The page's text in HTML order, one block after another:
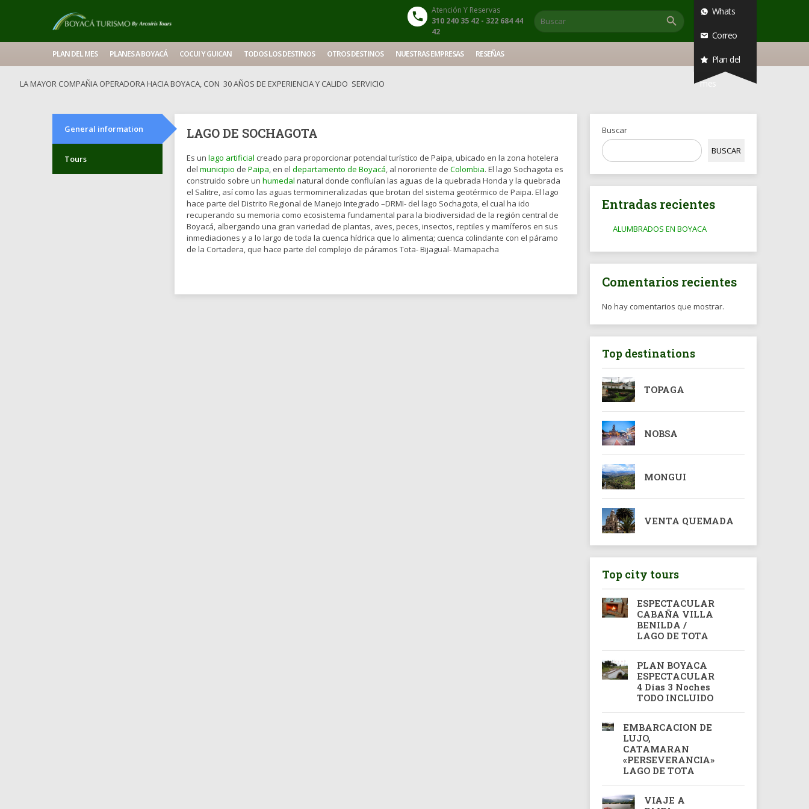
Whats
Correo
Plan del
mes
Atención Y Reservas
310 240 35 42 - 322 684 44
42
PLAN DEL MES PLANES A BOYACÁ COCUI Y GUICAN TODOS LOS DESTINOS OTROS DESTINOS NUESTRAS EMPRESAS RESEÑAS
LA MAYOR COMPAÑIA OPERADORA HACIA BOYACA, CON 30 AÑOS DE EXPERIENCIA Y CALIDO SERVICIO
General information
Tours
LAGO DE SOCHAGOTA
Es unlago artificial creado para proporcionar potencial turístico de Paipa, ubicado en la zona hotelera
delmunicipio dePaipa, en eldepartamento de Boyacá, al nororiente deColombia. El lago Sochagota es
construido sobre unhumedal natural donde confluían las aguas de la quebrada Honda y la quebrada
el Salitre, así como las aguas termomineralizadas que brotan del sistema geotérmico de Paipa. El lago
hace parte del Distrito Regional de Manejo Integrado –DRMI- del lago Sochagota, el cual ha ido
recuperando su memoria como ecosistema fundamental para la biodiversidad de la región central de
Boyacá, albergando una gran variedad de plantas, aves, peces, insectos, reptiles y mamíferos en sus
inmediaciones y a lo largo de toda la cuenca hídrica que lo alimenta; cuenca colindante con el páramo
de la Cortadera, que hace parte del complejo de páramos Tota- Bijagual- Mamapacha
Buscar
BUSCAR
Entradas recientes
ALUMBRADOS EN BOYACA
Comentarios recientes
No hay comentarios que mostrar.
Top destinations
TOPAGA
NOBSA
MONGUI
VENTA QUEMADA
Top city tours
ESPECTACULAR
CABAÑA VILLA
BENILDA /
LAGO DE TOTA
PLAN BOYACA
ESPECTACULAR
4 Días 3 Noches
TODO INCLUIDO
EMBARCACION DE
LUJO,
CATAMARAN
«PERSEVERANCIA»
LAGO DE TOTA
VIAJE A